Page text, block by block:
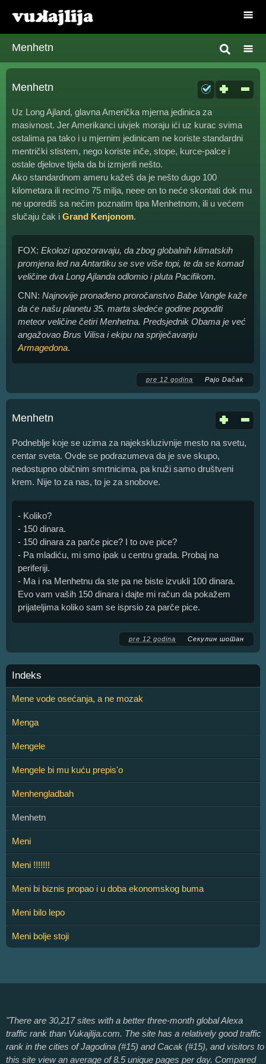
Menhetn
Menhetn
Uz Long Ajland, glavna Američka mjerna jedinica za
masivnost. Jer Amerikanci uivjek moraju ići uz kurac svima
ostalima pa tako i u mjernim jedinicam ne koriste standardni
mentrički stistem, nego koriste inče, stope, kurce-palce i
ostale djelove tijela da bi izmjerili nešto.
Ako standardnom ameru kažeš da je nešto dugo 100
kilometara ili recimo 75 milja, neee on to neće skontati dok mu
ne uporediš sa nečim poznatim tipa Menhetnom, ili u većem
slučaju čak i Grand Kenjonom.
FOX: Ekolozi upozoravaju, da zbog globalnih klimatskih
promjena led na Antartiku se sve više topi, te da se komad
veličine dva Long Ajlanda odlomio i pluta Pacifikom.
CNN: Najnovije pronađeno proročanstvo Babe Vangle kaže
da će našu planetu 35. marta sledeće godine pogoditi
meteor veličine četiri Menhetna. Predsjednik Obama je već
angažovao Brus Vilisa i ekipu na spriječavanju
Armagedona.
pre 12 godina Pajo Dačak
Menhetn
Podneblje koje se uzima za najekskluzivnije mesto na svetu,
centar sveta. Ovde se podrazumeva da je sve skupo,
nedostupno običnim smrtnicima, pa kruži samo društveni
krem. Nije to za nas, to je za snobove.
- Koliko?
- 150 dinara.
- 150 dinara za parče pice? I to ove pice?
- Pa mladiću, mi smo ipak u centru grada. Probaj na
periferiji.
- Ma i na Menhetnu da ste pa ne biste izvukli 100 dinara.
Evo vam vaših 150 dinara i dajte mi račun da pokažem
prijateljima koliko sam se isprsio za parče pice.
pre 12 godina Секулин шотан
Indeks
Mene vode osećanja, a ne mozak
Menga
Mengele
Mengele bi mu kuću prepis'o
Menhengladbah
Menhetn
Meni
Meni !!!!!!!
Meni bi biznis propao i u doba ekonomskog buma
Meni bilo lepo
Meni bolje stoji
"There are 30,217 sites with a better three-month global Alexa
traffic rank than Vukajlija.com. The site has a relatively good traffic
rank in the cities of Jagodina (#15) and Cacak (#15), and visitors to
this site view an average of 8.5 unique pages per day. Compared